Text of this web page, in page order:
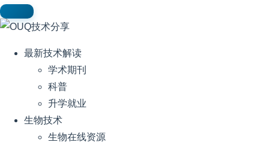
最新技术解读
学术期刊
科普
升学就业
生物技术
生物在线资源